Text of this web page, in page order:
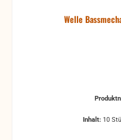
Welle
Inhalt: 10